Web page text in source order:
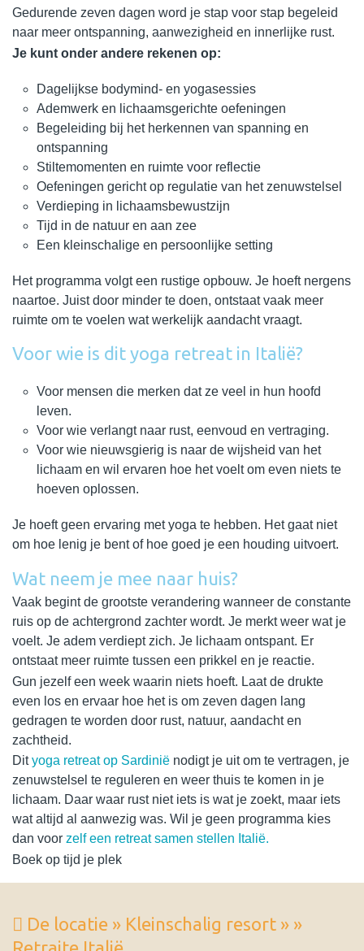
Gedurende zeven dagen word je stap voor stap begeleid
naar meer ontspanning, aanwezigheid en innerlijke rust.
Je kunt onder andere rekenen op:
Dagelijkse bodymind- en yogasessies
Ademwerk en lichaamsgerichte oefeningen
Begeleiding bij het herkennen van spanning en
ontspanning
Stiltemomenten en ruimte voor reflectie
Oefeningen gericht op regulatie van het zenuwstelsel
Verdieping in lichaamsbewustzijn
Tijd in de natuur en aan zee
Een kleinschalige en persoonlijke setting
Het programma volgt een rustige opbouw. Je hoeft nergens
naartoe. Juist door minder te doen, ontstaat vaak meer
ruimte om te voelen wat werkelijk aandacht vraagt.
Voor wie is dit yoga retreat in Italië?
Voor mensen die merken dat ze veel in hun hoofd
leven.
Voor wie verlangt naar rust, eenvoud en vertraging.
Voor wie nieuwsgierig is naar de wijsheid van het
lichaam en wil ervaren hoe het voelt om even niets te
hoeven oplossen.
Je hoeft geen ervaring met yoga te hebben. Het gaat niet
om hoe lenig je bent of hoe goed je een houding uitvoert.
Wat neem je mee naar huis?
Vaak begint de grootste verandering wanneer de constante
ruis op de achtergrond zachter wordt. Je merkt weer wat je
voelt. Je adem verdiept zich. Je lichaam ontspant. Er
ontstaat meer ruimte tussen een prikkel en je reactie.
Gun jezelf een week waarin niets hoeft. Laat de drukte
even los en ervaar hoe het is om zeven dagen lang
gedragen te worden door rust, natuur, aandacht en
zachtheid.
Dityoga retreat op Sardinië nodigt je uit om te vertragen, je
zenuwstelsel te reguleren en weer thuis te komen in je
lichaam. Daar waar rust niet iets is wat je zoekt, maar iets
wat altijd al aanwezig was. Wil je geen programma kies
dan voor zelf een retreat samen stellen Italië.
Boek op tijd je plek
De locatie » Kleinschalig resort » »